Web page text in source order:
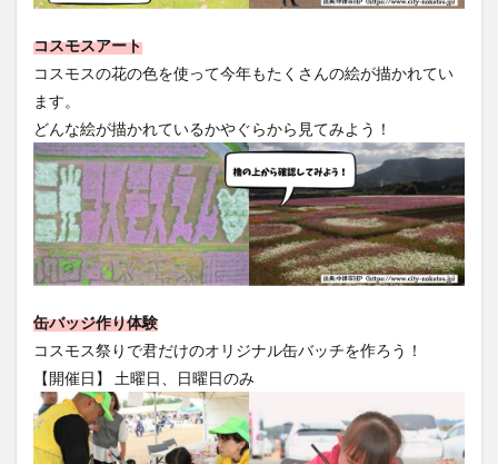
コスモスアート
コスモスの花の色を使って今年もたくさんの絵が描かれてい
ます。
どんな絵が描かれているかやぐらから見てみよう！
缶バッジ作り体験
コスモス祭りで君だけのオリジナル缶バッチを作ろう！
【開催日】 土曜日、日曜日のみ